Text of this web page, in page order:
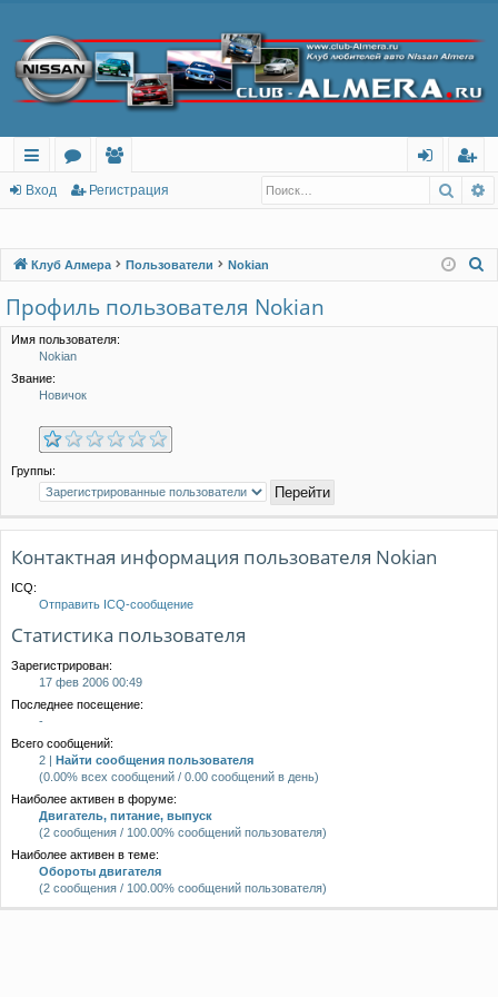
с
лк
о
м
ол
ов
ел
ег
тр
ия
Вход Регистрация
Клуб Алмера Пользователи Nokian
Профиль пользователя Nokian
Имя пользователя:
Nokian
Звание:
Новичок
Группы:
Контактная информация пользователя Nokian
ICQ:
Отправить ICQ-сообщение
Статистика пользователя
Зарегистрирован:
17 фев 2006 00:49
Последнее посещение:
-
Всего сообщений:
2 | Найти сообщения пользователя
(0.00% всех сообщений / 0.00 сообщений в день)
Наиболее активен в форуме:
Двигатель, питание, выпуск
(2 сообщения / 100.00% сообщений пользователя)
Наиболее активен в теме:
Обороты двигателя
(2 сообщения / 100.00% сообщений пользователя)